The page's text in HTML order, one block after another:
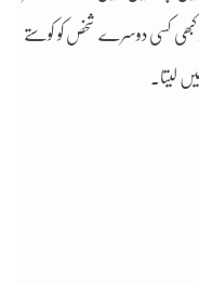
کبھی کسی دوسرے شخص کو کوستے
لیتا۔